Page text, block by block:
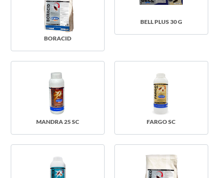
BORACID
BELL PLUS 30 G
MANDRA 25 SC FARGO SC